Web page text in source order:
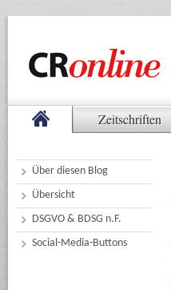
Zeitschriften
Über diesen Blog
Übersicht
DSGVO & BDSG n.F.
Social-Media-Buttons